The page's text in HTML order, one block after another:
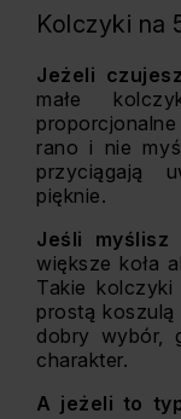
Kolczyki na
Jeżeli
małe
rano i nie
przyciągają
pięknie.
Jeśli myślisz
większe koła
Takie kolczyki
prostą
dobry wybór,
charakter.
A jeżeli to